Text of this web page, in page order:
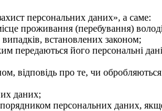
персональних даних», а саме:
проживання (перебування)
встановлених законом;
передаються його персональні
відповідь про те, чи
даних;
персональних даних,